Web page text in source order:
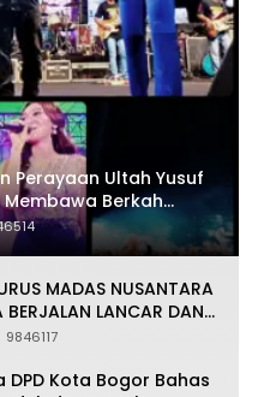
Perayaan Ultah Yusuf
Berkah
MADAS NUSANTARA
LANCAR DAN
9846117
Kota Bogor Bahas